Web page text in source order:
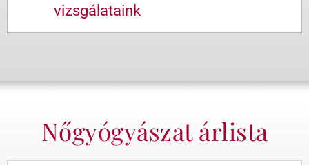
vizsgálataink
Nőgyógyászat árlista